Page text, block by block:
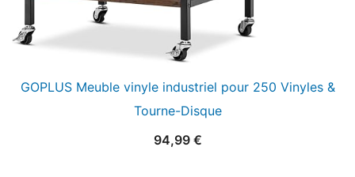
GOPLUS Meuble vinyle industriel pour 250 Vinyles &
Tourne-Disque
94,99 €